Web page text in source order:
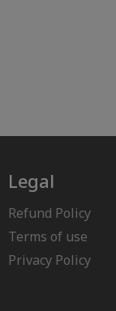
Legal
Refund Policy
Terms of use
Privacy Policy